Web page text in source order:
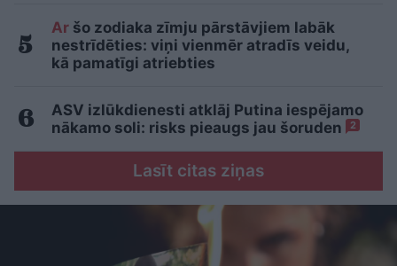
Ar šo zodiaka zīmju pārstāvjiem labāk
nestrīdēties: viņi vienmēr atradīs veidu,
kā pamatīgi atriebties
ASV izlūkdienesti atklāj Putina iespējamo
nākamo soli: risks pieaugs jau šoruden
2
Lasīt citas ziņas